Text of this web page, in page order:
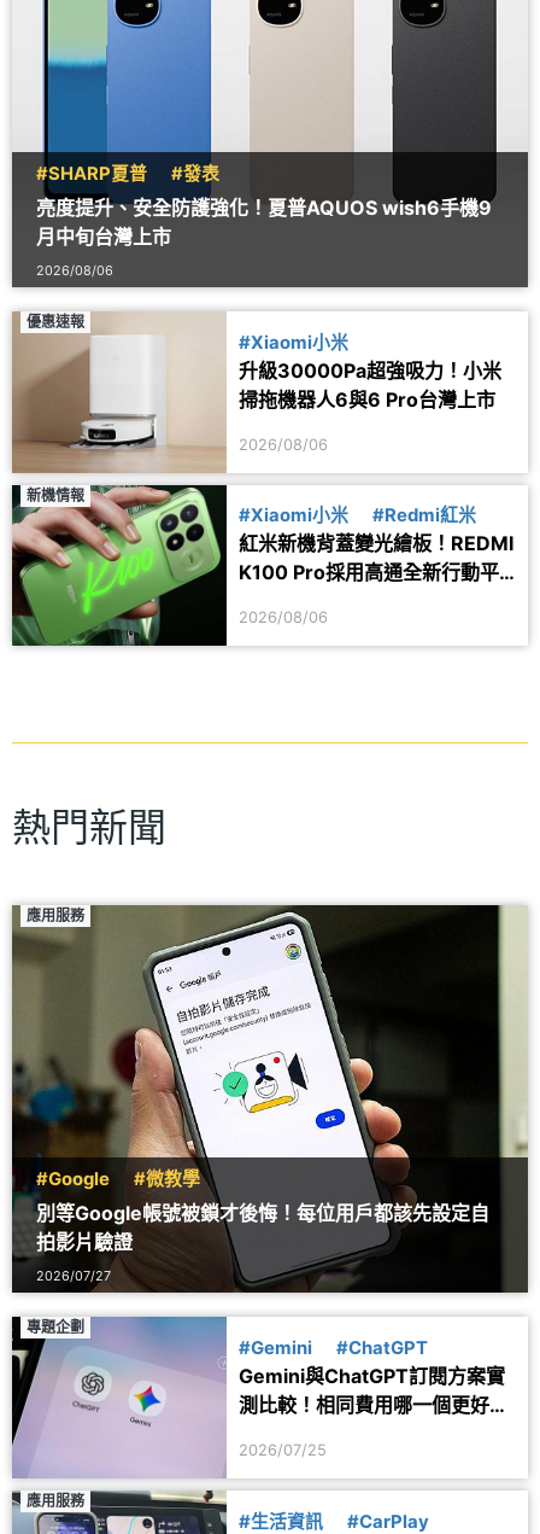
#SHARP夏普 #發表
亮度提升、安全防護強化！夏普AQUOS wish6手機9
月中旬台灣上市
2026/08/06
優惠速報
#Xiaomi小米
升級30000Pa超強吸力！小米
掃拖機器人6與6 Pro台灣上市
2026/08/06
新機情報
#Xiaomi小米 #Redmi紅米
紅米新機背蓋變光繪板！REDMI
K100 Pro採用高通全新行動平
2026/08/06
熱門新聞
應用服務
#Google #微教學
別等Google帳號被鎖才後悔！每位用戶都該先設定自
拍影片驗證
2026/07/27
專題企劃
#Gemini #ChatGPT
Gemini與ChatGPT訂閱方案實
測比較！相同費用哪一個更好
2026/07/25
應用服務
#生活資訊 #CarPlay